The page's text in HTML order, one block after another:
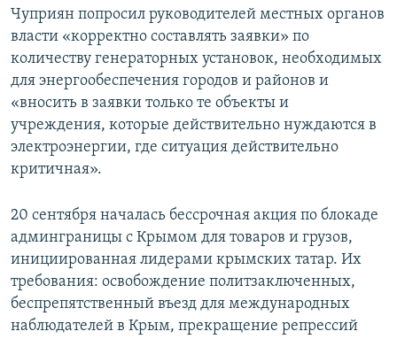
Чуприян попросил руководителей местных органов
власти «корректно составлять заявки» по
количеству генераторных установок, необходимых
для энергообеспечения городов и районов и
«вносить в заявки только те объекты и
учреждения, которые действительно нуждаются в
электроэнергии, где ситуация действительно
критичная».
20 сентября началась бессрочная акция по блокаде
админграницы с Крымом для товаров и грузов,
инициированная лидерами крымских татар. Их
требования: освобождение политзаключенных,
беспрепятственный въезд для международных
наблюдателей в Крым, прекращение репрессий